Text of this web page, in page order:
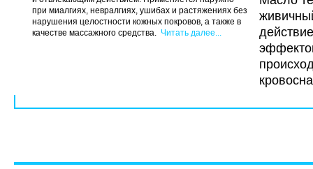
при миалгиях, невралгиях, ушибах и растяжениях без
нарушения целостности кожных покровов, а также в
качестве массажного средства. Читать далее...